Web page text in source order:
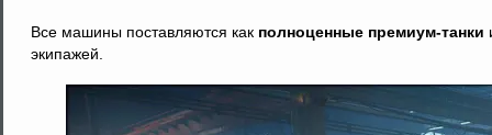
Все машины поставляются как полноценные премиум-танки
экипажей.